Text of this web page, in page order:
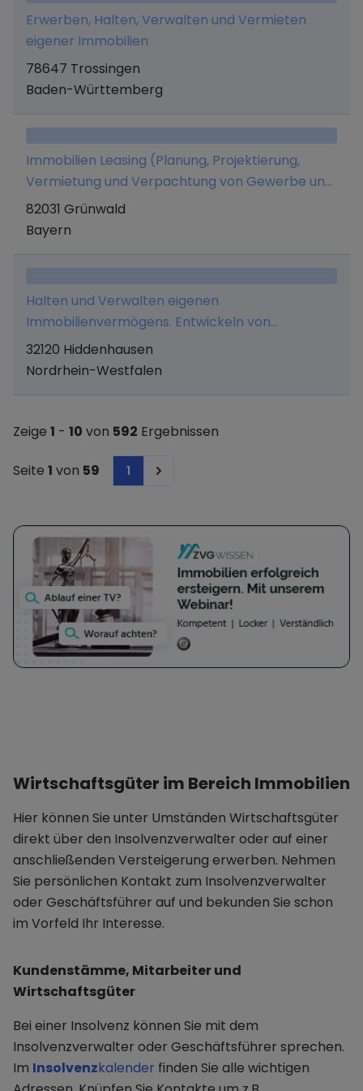
Wohnanlage für Service Wohnen, der Erwerb
und die Veräußerung solcher Immobilien;
insbesondere im Droopweg, 20537 Hamburg. 2.
Zu diesem Zweck darf die Gesellschaft bebaute
und unbebaute Grundstücke erwerben und
veräußern.
Erwerben, Halten, Verwalten und Vermieten
eigener Immobilien
78647 Trossingen
Baden-Württemberg
Immobilien Leasing (Planung, Projektierung,
Vermietung und Verpachtung von Gewerbe und
Wohnimmobilien); Immobilien Consulting
(Beratung und Betreuung bei der Entscheidung
Vermietung von Pkw (Autovermietung).
82031 Grünwald
Bayern
Halten und Verwalten eigenen
Immobilienvermögens. Entwickeln von
Immobilien.
32120 Hiddenhausen
Nordrhein-Westfalen
Zeige 1 - 10 von 592 Ergebnissen
Seite 1 von 59 1 Next
Wirtschaftsgüter im Bereich Immobilien
Hier können Sie unter Umständen Wirtschaftsgüter
direkt über den Insolvenzverwalter oder auf einer
anschließenden Versteigerung erwerben. Nehmen
Sie persönlichen Kontakt zum Insolvenzverwalter
oder Geschäftsführer auf und bekunden Sie schon
im Vorfeld Ihr Interesse.
Kundenstämme, Mitarbeiter und
Wirtschaftsgüter
Bei einer Insolvenz können Sie mit dem
Insolvenzverwalter oder Geschäftsführer sprechen.
Im Insolvenzkalender finden Sie alle wichtigen